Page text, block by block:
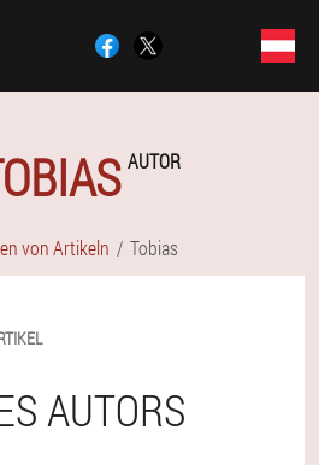
AUTOR
von Artikeln Tobias
AUTORS